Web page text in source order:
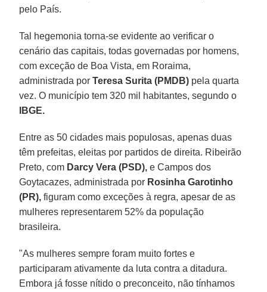
pelo País.
Tal hegemonia torna-se evidente ao verificar o
cenário das capitais, todas governadas por homens,
com exceção de Boa Vista, em Roraima,
administrada porTeresa Surita (PMDB) pela quarta
vez. O município tem 320 mil habitantes, segundo o
IBGE.
Entre as 50 cidades mais populosas, apenas duas
têm prefeitas, eleitas por partidos de direita. Ribeirão
Preto, com Darcy Vera (PSD), e Campos dos
Goytacazes, administrada por Rosinha Garotinho
(PR), figuram como exceções à regra, apesar de as
mulheres representarem 52% da população
brasileira.
"As mulheres sempre foram muito fortes e
participaram ativamente da luta contra a ditadura.
Embora já fosse nítido o preconceito, não tínhamos